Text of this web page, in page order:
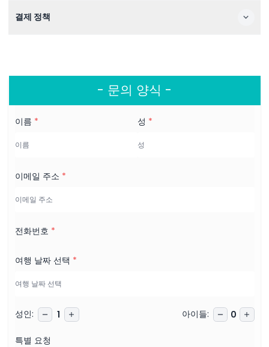
결제 정책
- 문의 양식 -
이름 * 성 *
이메일 주소 *
전화번호 *
여행 날짜 선택 *
성인: 1 아이들: 0
특별 요청